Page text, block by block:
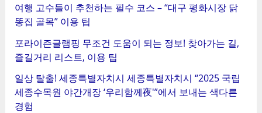
여행 고수들이 추천하는 필수 코스 – “대구 평화시장 닭
똥집 골목” 이용 팁
포라이즌글램핑 무조건 도움이 되는 정보! 찾아가는 길,
즐길거리 리스트, 이용 팁
일상 탈출! 세종특별자치시 세종특별자치시 “2025 국립
세종수목원 야간개장 ‘우리함께夜'”에서 보내는 색다른
경험